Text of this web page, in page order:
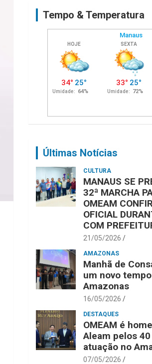
Tempo & Temperatura
Últimas Notícias
CULTURA
MANAUS SE
32ª MARCHA
OMEAM
OFICIAL
COM
21/05/2026
AMAZONAS
Manhã de
um novo
Amazonas
16/05/2026
DESTAQUES
OMEAM é
Aleam pelos
atuação no
07/05/2026